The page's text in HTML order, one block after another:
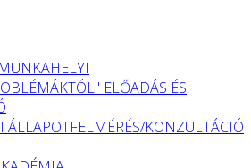
ELŐADÁS ÉS
ÁLLAPOTFELMÉRÉS/KONZULTÁCIÓ